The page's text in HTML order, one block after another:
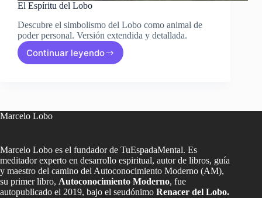
El Espíritu del Lobo
Descubre el simbolismo del Lobo como animal de
poder personal. Versión extendida y detallada.
Continuar leyendo
El
Marcelo Lobo
Marcelo Lobo es el fundador de TuEspadaMental. Es
meditador experto en desarrollo espiritual, autor de libros, guía
y maestro del camino del Autoconocimiento Moderno (AM),
su primer libro, Autoconocimiento Moderno, fue
autopublicado el 2019, bajo el seudónimo Renacer del Lobo.